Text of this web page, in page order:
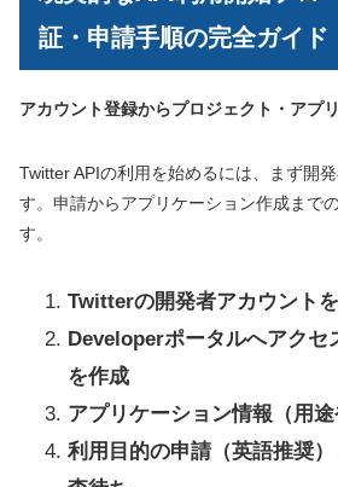
証・申請手順の完全ガイド
アカウント登録からプロジェクト・アプ
Twitter APIの利用を始めるには、まず開
す。申請からアプリケーション作成まで
す。
Twitterの開発者アカウント
Developerポータルへアクセ
を作成
アプリケーション情報（用
利用目的の申請（英語推奨